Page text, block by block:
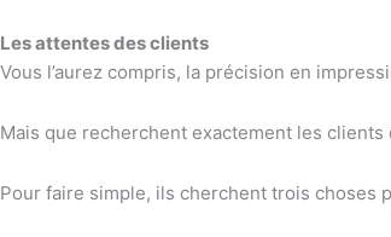
Les attentes des clients
Vous l’aurez compris, la précision en
Mais que recherchent exactement les
Pour faire simple, ils cherchent trois choses